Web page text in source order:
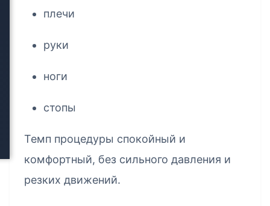
плечи
руки
ноги
стопы
Темп процедуры спокойный и
комфортный, без сильного давления и
резких движений.